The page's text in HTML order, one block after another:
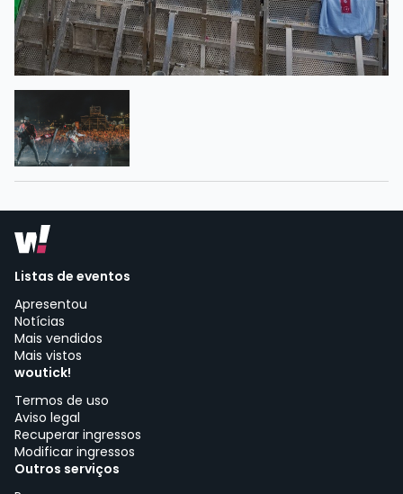
Listas de eventos
Apresentou
Notícias
Mais vendidos
Mais vistos
woutick!
Termos de uso
Aviso legal
Recuperar ingressos
Modificar ingressos
Outros serviços